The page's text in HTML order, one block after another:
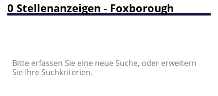
0 Stellenanzeigen - Foxborough
Bitte erfassen Sie eine neue Suche, oder erweitern
Sie Ihre Suchkriterien.